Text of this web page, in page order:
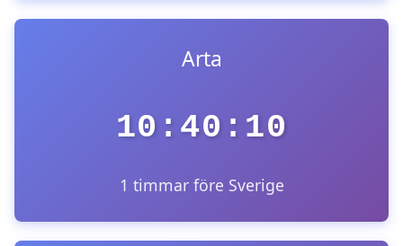
Arta
10:40:10
1 timmar före Sverige